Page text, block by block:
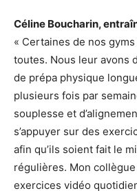
Céline Boucharin,
« Certaines de nos
toutes. Nous leur avons
de prépa physique
plusieurs fois par
souplesse et
s’appuyer sur des
afin qu’ils soient fait le
régulières. Mon
exercices vidéo